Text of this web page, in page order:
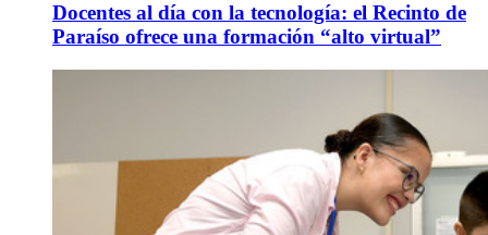
Docentes al día con la tecnología: el Recinto de
Paraíso ofrece una formación “alto virtual”